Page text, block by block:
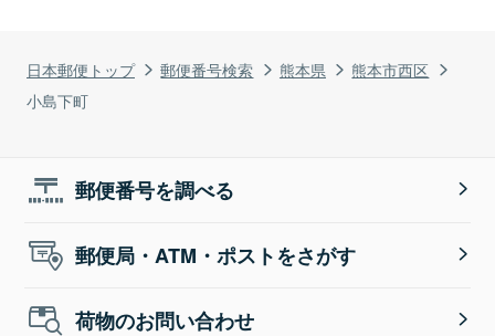
日本郵便トップ 郵便番号検索 熊本県
熊本市西区
小島下町
郵便番号を調べる
郵便局・ATM・ポストをさがす
荷物のお問い合わせ